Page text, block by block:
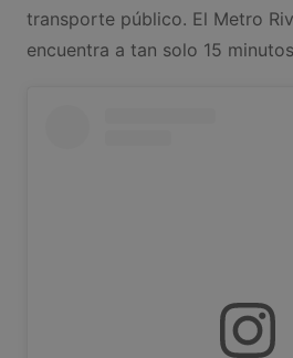
transporte público. El Metro
encuentra a tan solo 15